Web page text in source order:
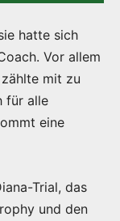
hatte sich
Vor allem
mit zu
für alle
eine
Trial, das
und den